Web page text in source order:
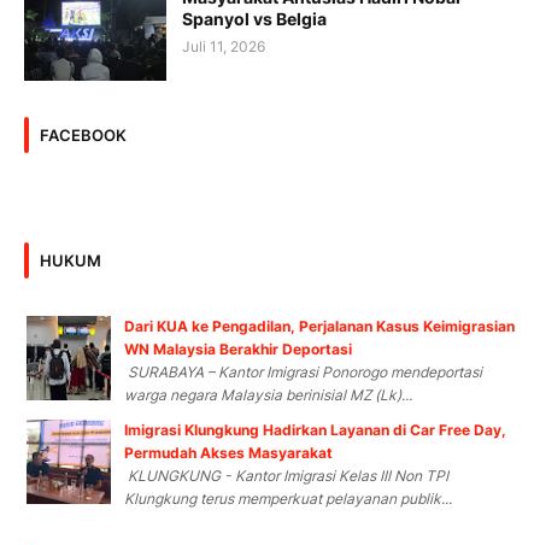
Spanyol vs Belgia
Juli 11, 2026
FACEBOOK
HUKUM
Dari KUA ke Pengadilan, Perjalanan Kasus Keimigrasian
WN Malaysia Berakhir Deportasi
SURABAYA – Kantor Imigrasi Ponorogo mendeportasi
warga negara Malaysia berinisial MZ (Lk)...
Imigrasi Klungkung Hadirkan Layanan di Car Free Day,
Permudah Akses Masyarakat
KLUNGKUNG - Kantor Imigrasi Kelas III Non TPI
Klungkung terus memperkuat pelayanan publik...